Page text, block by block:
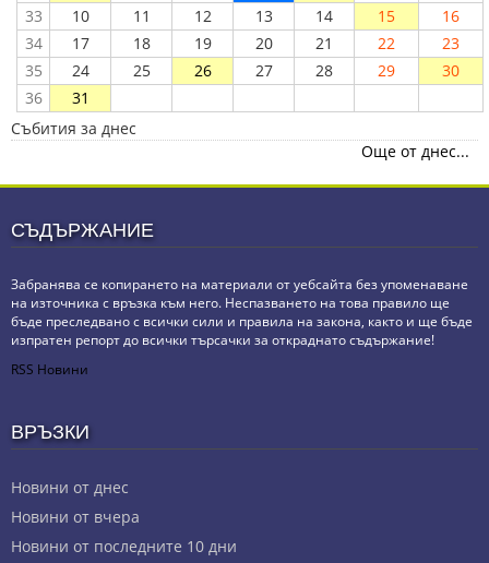
33
10 11 12 13 14 15
16
34
17 18 19 20 21 22
23
35
24 25 26 27 28 29
30
36
31
Събития за днес
Още от днес...
СЪДЪРЖАНИЕ
Забранява се копирането на материали от уебсайта без упоменаване
на източника с връзка към него. Неспазването на това правило ще
бъде преследвано с всички сили и правила на закона, както и ще бъде
изпратен репорт до всички търсачки за откраднато съдържание!
RSS Новини
ВРЪЗКИ
Новини от днес
Новини от вчера
Новини от последните 10 дни